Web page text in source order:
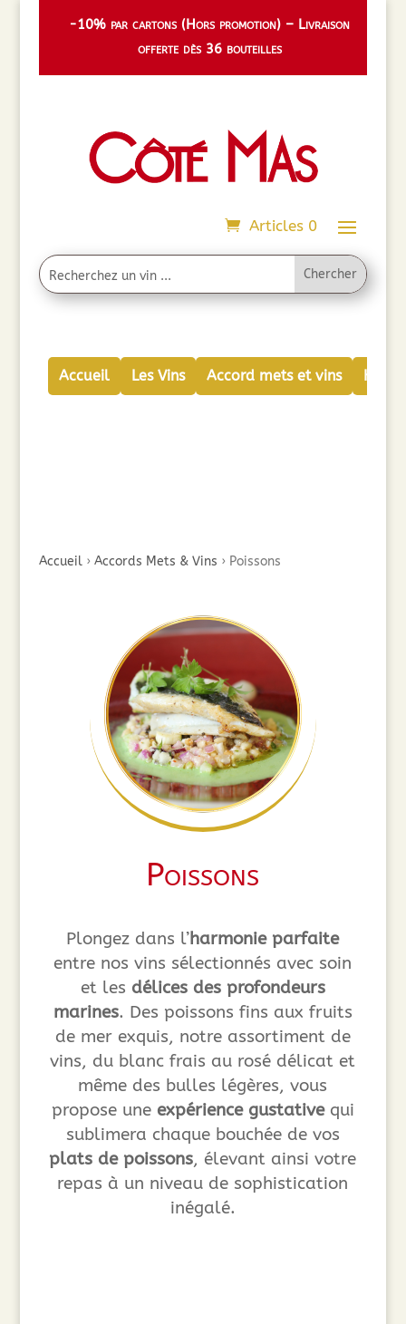
-10% par cartons (Hors promotion) – Livraison
offerte dès 36 bouteilles
Articles 0
Accueil Les Vins Accord mets et vins
Accueil› Accords Mets & Vins › Poissons
Poissons
Plongez dans l’harmonie parfaite
entre nos vins sélectionnés avec soin
et les délices des profondeurs
marines. Des poissons fins aux fruits
de mer exquis, notre assortiment de
vins, du blanc frais au rosé délicat et
même des bulles légères, vous
propose une expérience gustativequi
sublimera chaque bouchée de vos
plats de poissons, élevant ainsi votre
repas à un niveau de sophistication
inégalé.